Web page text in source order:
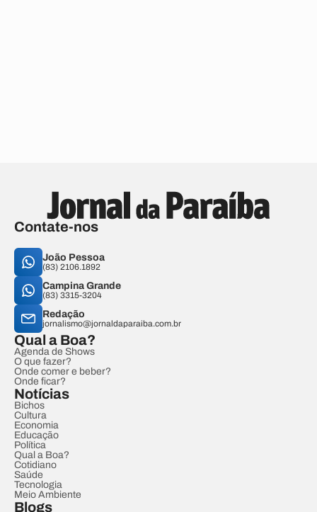
Contate-nos
João Pessoa
(83) 2106.1892
Campina Grande
(83) 3315-3204
Redação
jornalismo@jornaldaparaiba.com.br
Qual a Boa?
Agenda de Shows
O que fazer?
Onde comer e beber?
Onde ficar?
Notícias
Bichos
Cultura
Economia
Educação
Política
Qual a Boa?
Cotidiano
Saúde
Tecnologia
Meio Ambiente
Blogs